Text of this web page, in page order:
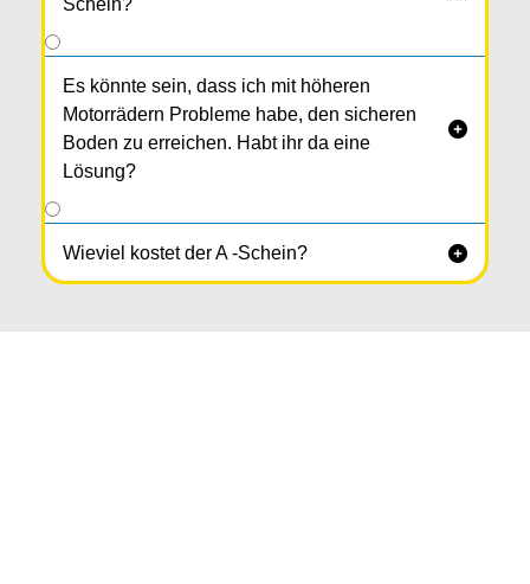
Schein?
Es könnte sein, dass ich mit höheren
Motorrädern Probleme habe, den sicheren
Boden zu erreichen. Habt ihr da eine
Lösung?

Wieviel kostet der A -Schein? 